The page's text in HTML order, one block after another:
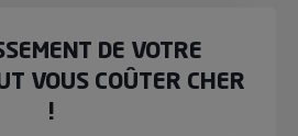
DE VOTRE
VOUS COÛTER CHER
!